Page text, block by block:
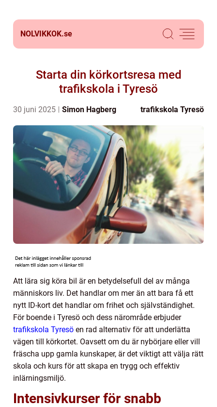
NOLVIKKOK.se
Starta din körkortsresa med
trafikskola i Tyresö
30 juni 2025 Simon Hagberg trafikskola Tyresö
Att lära sig köra bil är en betydelsefull del av många
människors liv. Det handlar om mer än att bara få ett
nytt ID-kort det handlar om frihet och självständighet.
För boende i Tyresö och dess närområde erbjuder
trafikskola Tyresö en rad alternativ för att underlätta
vägen till körkortet. Oavsett om du är nybörjare eller vill
fräscha upp gamla kunskaper, är det viktigt att välja rätt
skola och kurs för att skapa en trygg och effektiv
inlärningsmiljö.
Intensivkurser för snabb